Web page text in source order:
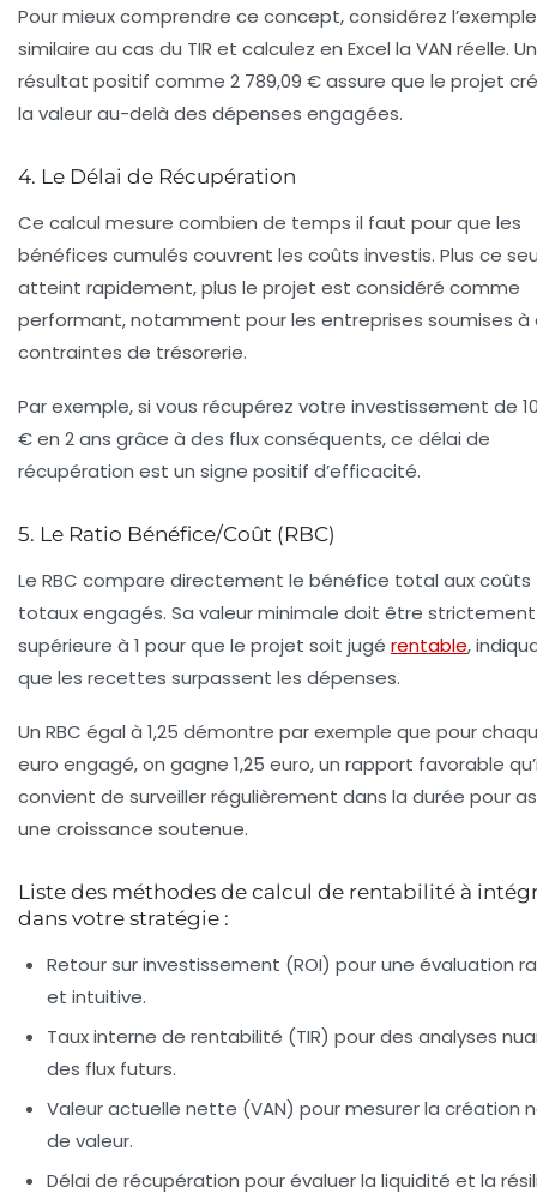
Pour mieux comprendre ce concept, considérez l’exemple
similaire au cas du TIR et calculez en Excel la VAN réelle. Un
résultat positif comme 2 789,09 € assure que le projet
la valeur au-delà des dépenses engagées.
4. Le Délai de Récupération
Ce calcul mesure combien de temps il faut pour que les
bénéfices cumulés couvrent les coûts investis. Plus ce
atteint rapidement, plus le projet est considéré comme
performant, notamment pour les entreprises soumises à
contraintes de trésorerie.
Par exemple, si vous récupérez votre investissement de
€ en 2 ans grâce à des flux conséquents, ce délai de
récupération est un signe positif d’efficacité.
5. Le Ratio Bénéfice/Coût (RBC)
Le RBC compare directement le bénéfice total aux coûts
totaux engagés. Sa valeur minimale doit être strictement
supérieure à 1 pour que le projet soit jugé rentable,
que les recettes surpassent les dépenses.
Un RBC égal à 1,25 démontre par exemple que pour
euro engagé, on gagne 1,25 euro, un rapport favorable
convient de surveiller régulièrement dans la durée pour
une croissance soutenue.
Liste des méthodes de calcul de rentabilité à
dans votre stratégie :
Retour sur investissement (ROI) pour une évaluation
et intuitive.
Taux interne de rentabilité (TIR) pour des analyses
des flux futurs.
Valeur actuelle nette (VAN) pour mesurer la création
de valeur.
Délai de récupération pour évaluer la liquidité et la